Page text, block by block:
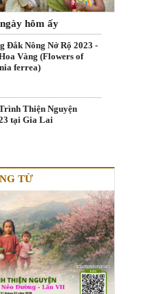
hôm ấy
Đắk Nông Nở Rộ 2023 -
Vàng (Flowers of
ferrea)
Thiện Nguyện
tại Gia Lai
TỪ